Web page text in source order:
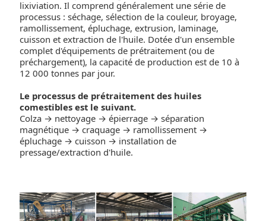
lixiviation. Il comprend généralement une série de
processus : séchage, sélection de la couleur, broyage,
ramollissement, épluchage, extrusion, laminage,
cuisson et extraction de l'huile. Dotée d'un ensemble
complet d'équipements de prétraitement (ou de
préchargement), la capacité de production est de 10 à
12 000 tonnes par jour.
Le processus de prétraitement des huiles
comestibles est le suivant.
Colza → nettoyage → épierrage → séparation
magnétique → craquage → ramollissement →
épluchage → cuisson → installation de
pressage/extraction d'huile.